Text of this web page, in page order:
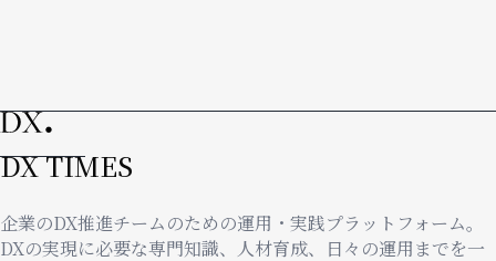
DX TIMES
企業のDX推進チームのための運用・実践プラットフォーム。
DXの実現に必要な専門知識、人材育成、日々の運用までを一